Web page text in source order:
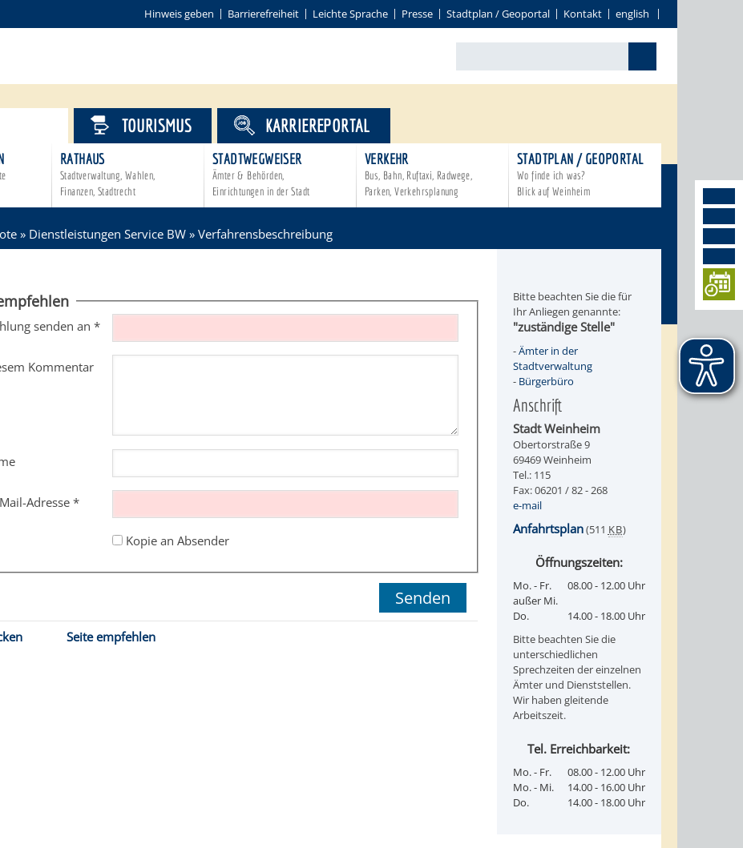
Hinweis geben Barrierefreiheit Leichte Sprache Presse Stadtplan / Geoportal Kontakt english
RATHAUS
Stadtverwaltung, Wahlen,
Finanzen, Stadtrecht
STADTWEGWEISER
Ämter & Behörden,
Einrichtungen in der Stadt
VERKEHR
Bus, Bahn, Ruftaxi, Radwege,
Parken, Verkehrsplanung
STADTPLAN / GEOPORTAL
Wo finde ich was?
Blick auf Weinheim
TOURISMUS KARRIEREPORTAL
» Dienstleistungen Service BW » Verfahrensbeschreibung
senden an *
Kommentar
Adresse*
Kopie an Absender
Seite empfehlen
Bitte beachten Sie die für
Ihr Anliegen genannte:
"zuständige Stelle"
-Ämter in der
Stadtverwaltung
- Bürgerbüro
Anschrift
Stadt Weinheim
Obertorstraße 9
69469 Weinheim
Tel.: 115
Fax: 06201 / 82 - 268
e-mail
Anfahrtsplan(511 KB)
Öffnungszeiten:
Mo. - Fr.
außer Mi.
08.00 - 12.00 Uhr
Do.
14.00 - 18.00 Uhr
Bitte beachten Sie die
unterschiedlichen
Sprechzeiten der einzelnen
Ämter und Dienststellen.
Wir haben gleitende
Arbeitszeit.
Tel. Erreichbarkeit:
Mo. - Fr.
08.00 - 12.00 Uhr
Mo. - Mi.
14.00 - 16.00 Uhr
Do.
14.00 - 18.00 Uhr